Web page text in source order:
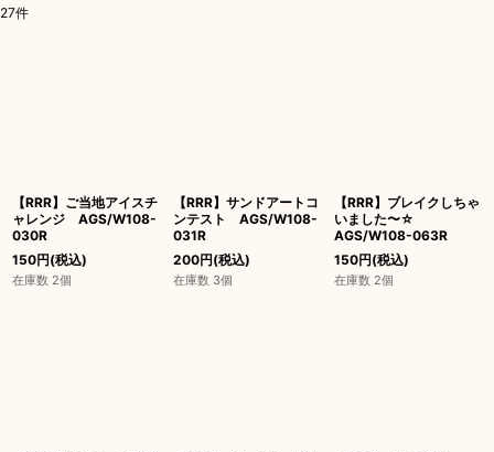
27件
【RRR】ご当地アイスチ
ャレンジ AGS/W108-
030R
150円(税込)
在庫数 2個
【RRR】サンドアートコ
ンテスト AGS/W108-
031R
200円(税込)
在庫数 3個
【RRR】ブレイクしちゃ
いました〜☆
AGS/W108-063R
150円(税込)
在庫数 2個